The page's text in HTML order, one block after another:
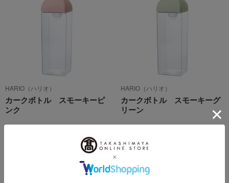
HARIO（ハリオ）
カークボトル スモーキーピ
ンク
3,630
HARIO（ハリオ）
カークボトル スモーキーグ
リーン
3,630